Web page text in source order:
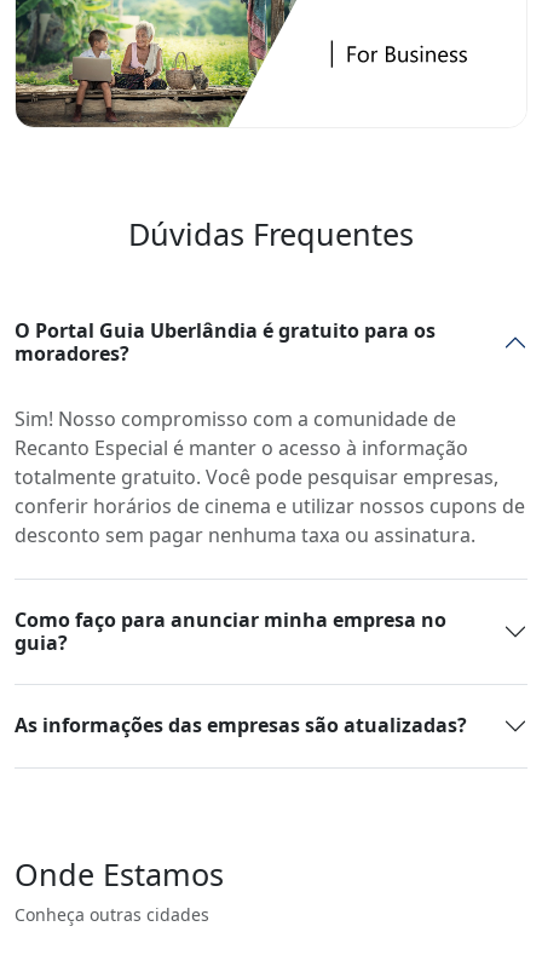
Dúvidas Frequentes
O Portal Guia Uberlândia é gratuito para os
moradores?
Sim! Nosso compromisso com a comunidade de
Recanto Especial é manter o acesso à informação
totalmente gratuito. Você pode pesquisar empresas,
conferir horários de cinema e utilizar nossos cupons de
desconto sem pagar nenhuma taxa ou assinatura.
Como faço para anunciar minha empresa no
guia?
As informações das empresas são atualizadas?
Onde Estamos
Conheça outras cidades